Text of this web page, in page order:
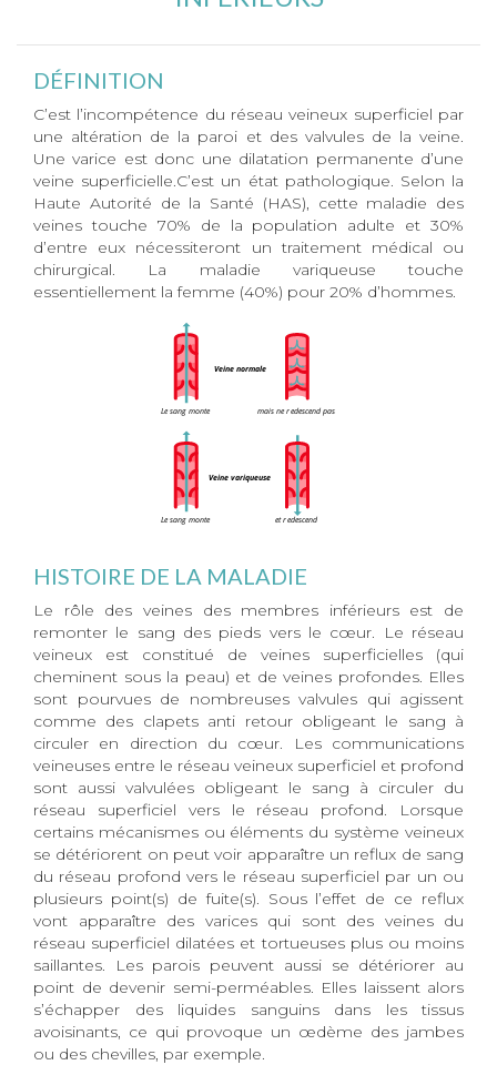
DÉFINITION
C’est l’incompétence du réseau veineux superficiel par
une altération de la paroi et des valvules de la veine.
Une varice est donc une dilatation permanente d’une
veine superficielle.C’est un état pathologique. Selon la
Haute Autorité de la Santé (HAS), cette maladie des
veines touche 70% de la population adulte et 30%
d’entre eux nécessiteront un traitement médical ou
chirurgical. La maladie variqueuse touche
essentiellement la femme (40%) pour 20% d’hommes.
HISTOIRE DE LA MALADIE
Le rôle des veines des membres inférieurs est de
remonter le sang des pieds vers le cœur. Le réseau
veineux est constitué de veines superficielles (qui
cheminent sous la peau) et de veines profondes. Elles
sont pourvues de nombreuses valvules qui agissent
comme des clapets anti retour obligeant le sang à
circuler en direction du cœur. Les communications
veineuses entre le réseau veineux superficiel et profond
sont aussi valvulées obligeant le sang à circuler du
réseau superficiel vers le réseau profond. Lorsque
certains mécanismes ou éléments du système veineux
se détériorent on peut voir apparaître un reflux de sang
du réseau profond vers le réseau superficiel par un ou
plusieurs point(s) de fuite(s). Sous l’effet de ce reflux
vont apparaître des varices qui sont des veines du
réseau superficiel dilatées et tortueuses plus ou moins
saillantes. Les parois peuvent aussi se détériorer au
point de devenir semi-perméables. Elles laissent alors
s’échapper des liquides sanguins dans les tissus
avoisinants, ce qui provoque un œdème des jambes
ou des chevilles, par exemple.